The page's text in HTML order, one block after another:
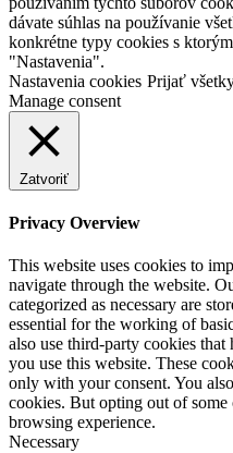
dávate súhlas na používanie
konkrétne typy cookies s
"Nastavenia".
Nastavenia cookies Prijať
Manage consent
Zatvoriť
Privacy Overview
This website uses cookies to
navigate through the website.
categorized as necessary are
essential for the working of
also use third-party cookies
you use this website. These
only with your consent. You
cookies. But opting out of
browsing experience.
Necessary